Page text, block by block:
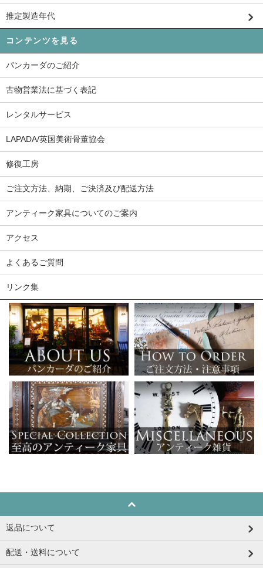
推定製造年代
コンテンツを見る
パンカーダのご紹介
古物営業法に基づく表記
レンタルサービス
LAPADA/英国美術骨董協会
修復工房
ご注文方法、納期、ご決済及び配送方法
アンティーク家具についてのご案内
アクセス
よくあるご質問
リンク集
返品について
配送・送料について